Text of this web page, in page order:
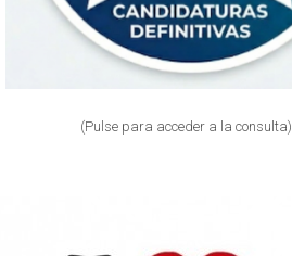
(Pulse para acceder a la consulta)